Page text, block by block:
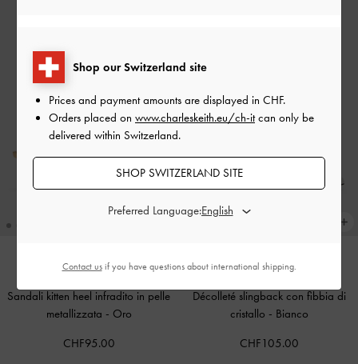
Sandali kitten heel infradito in pelle
metallizzata - Oro
CHF95.00
Décolleté slingback con fibbia di
cristallo - Bianco
CHF105.00
Shop our Switzerland site
Prices and payment amounts are displayed in CHF.
Orders placed on www.charleskeith.eu/ch-itcan only be
delivered within Switzerland.
SHOP SWITZERLAND SITE
Preferred Language:
Contact usif you have questions about international shipping.